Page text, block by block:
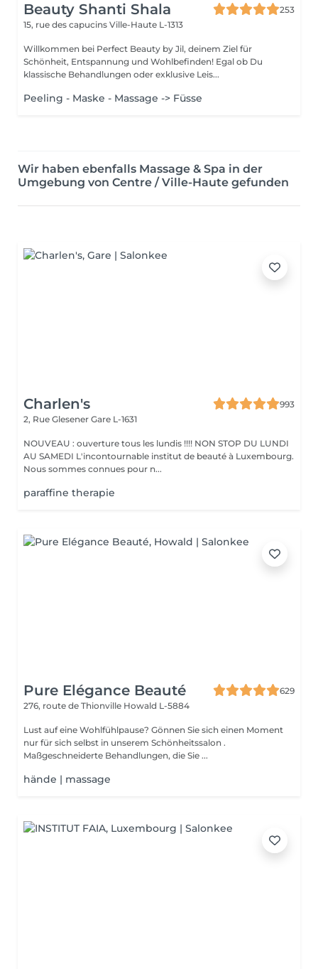
Beauty Shanti Shala
253
15, rue des capucins Ville-Haute L-1313
Willkommen bei Perfect Beauty by Jil, deinem Ziel für
Schönheit, Entspannung und Wohlbefinden! Egal ob Du
klassische Behandlungen oder exklusive Leis...
Peeling - Maske - Massage -> Füsse
Wir haben ebenfalls Massage & Spa in der
Umgebung von Centre / Ville-Haute gefunden
Charlen's
993
2, Rue Glesener Gare L-1631
NOUVEAU : ouverture tous les lundis !!!! NON STOP DU LUNDI
AU SAMEDI L'incontournable institut de beauté à Luxembourg.
Nous sommes connues pour n...
paraffine therapie
Pure Elégance Beauté
629
276, route de Thionville Howald L-5884
Lust auf eine Wohlfühlpause? Gönnen Sie sich einen Moment
nur für sich selbst in unserem Schönheitssalon .
Maßgeschneiderte Behandlungen, die Sie ...
hände | massage